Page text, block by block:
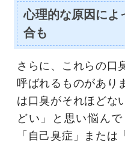
心理的な原因によ
合も
さらに、これらの口
呼ばれるものがあり
は口臭がそれほどな
どい」と思い悩ん
「自己臭症」また